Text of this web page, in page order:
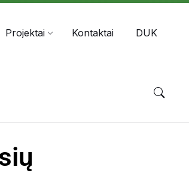
Projektai Kontaktai DUK